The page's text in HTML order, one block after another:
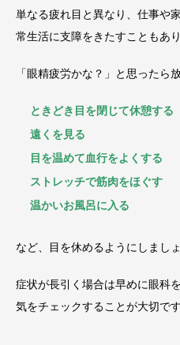
単なる疲れ目と異なり、仕事や
常生活に支障をきたすこともあり
「眼精疲労かな？」と思ったら
ときどき目を閉じて休憩する
遠くを見る
目を温めて血行をよくする
ストレッチで筋肉をほぐす
温かいお風呂に入る
など、目を休めるようにしまし
症状が長引く場合は早めに眼科
気をチェックすることが大切です